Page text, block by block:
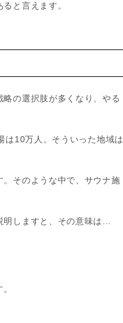
と言えます。
の選択肢が多くなり、やる
は10万人。そういった地域は
そのような中で、サウナ施
しますと、その意味は…